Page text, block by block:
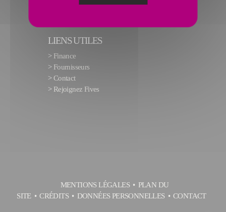
LIENS UTILES
> Finance
> Fournisseurs
>Contact
> Rejoignez Fives
MENTIONS LÉGALES
PLAN DU
SITE
CRÉDITS DONNÉES PERSONNELLES CONTACT